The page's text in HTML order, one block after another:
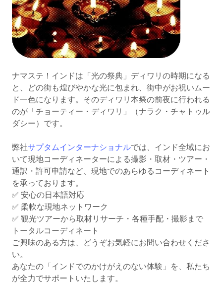
ナマステ！インドは「光の祭典」ディワリの時期になる
と、どの街も煌びやかな光に包まれ、街中がお祝いムー
ド一色になります。そのディワリ本祭の前夜に行われる
のが「チョーティー・ディワリ」（ナラク・チャトゥル
ダシー）です。
弊社サプタムインターナショナルでは、インド全域にお
いて現地コーディネーターによる撮影・取材・ツアー・
通訳・許可申請など、現地でのあらゆるコーディネート
を承っております。
✅ 安心の日本語対応
✅ 柔軟な現地ネットワーク
✅ 観光ツアーから取材リサーチ・各種手配・撮影まで
トータルコーディネート
ご興味のある方は、どうぞお気軽にお問い合わせくださ
い。
あなたの「インドでのかけがえのない体験」を、私たち
が全力でサポートいたします。